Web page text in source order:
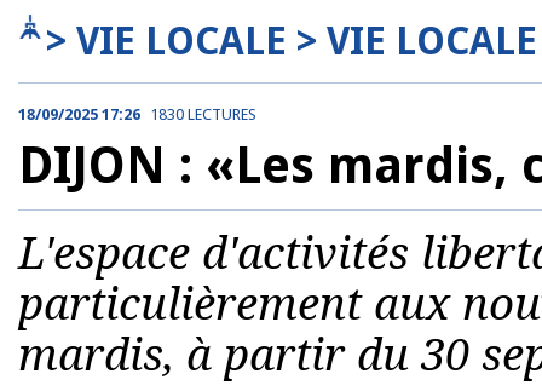
> VIE LOCALE > VIE LOCALE
18/09/2025 17:26 1830 LECTURES
DIJON : «Les mardis,
L'espace d'activités
particulièrement aux
mardis, à partir du 30